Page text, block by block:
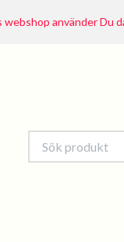
webshop använder Du